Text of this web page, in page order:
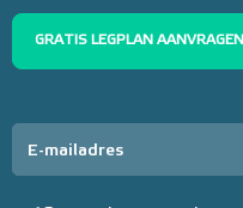
GRATIS LEGPLAN AANVRAGEN